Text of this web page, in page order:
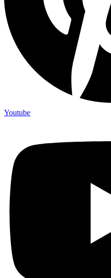
Youtube